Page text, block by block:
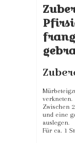
verkneten.
Zwischen
und eine
auslegen.
Für ca. 1